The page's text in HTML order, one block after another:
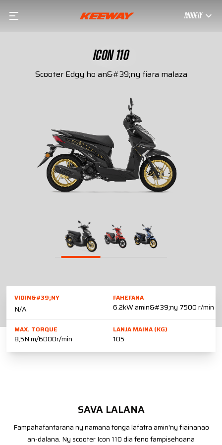
MODELY
ICON 110
Scooter Edgy ho an&#39;ny fiara malaza
VIDIN&#39;NY
N/A
FAHEFANA
6.2kW amin&#39;ny 7500 r/min
MAX. TORQUE
8,5N·m/6000r/min
LANJA MAINA (KG)
105
SAVA LALANA
Fampahafantarana ny namana tonga lafatra amin'ny fiainanao
an-dalana. Ny scooter Icon 110 dia feno fampisehoana